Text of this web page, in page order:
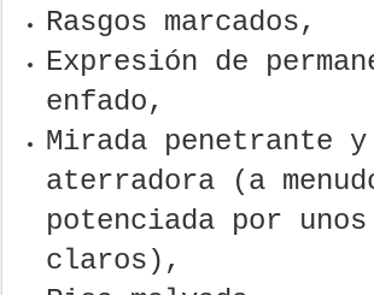
Rasgos marcados,
Expresión de
enfado,
Mirada penetrante y
aterradora (a
potenciada por
claros),